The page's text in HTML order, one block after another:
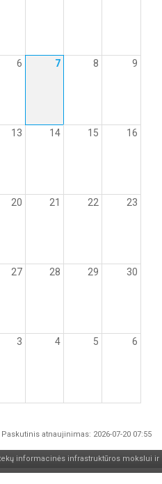
6 7 8 9
13 14 15 16
20 21 22 23
27 28 29 30
3 4 5 6
Paskutinis atnaujinimas: 2026-07-20 07:55
informacinės infrastruktūros mokslui ir